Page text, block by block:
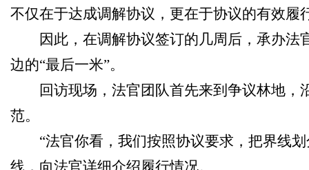
不仅在于达成调解协议，更在于协议的有效
因此，在调解协议签订的几周后，承办
边的“最后一米”。
回访现场，法官团队首先来到争议林地
范。
“法官你看，我们按照协议要求，把界线
线，向法官详细介绍履行情况。